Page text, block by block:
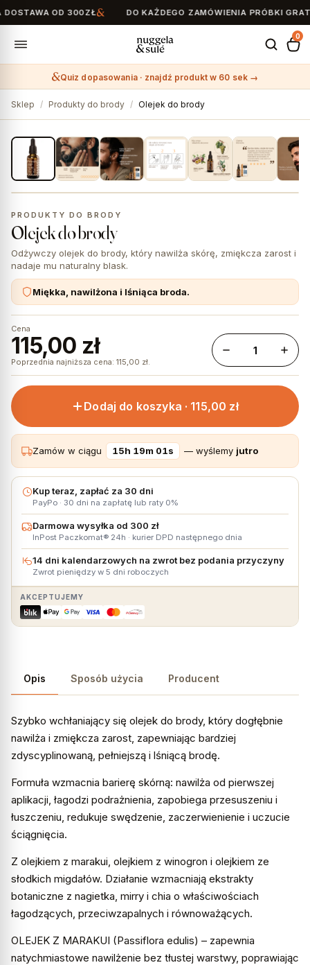
OD 300ZŁ DO KAŻDEGO ZAMÓWIENIA PRÓBKI GRATIS
0
Quiz dopasowania · znajdź produkt w 60 sek →
for:
Sklep / Produkty do brody / Olejek do brody
1 / 8
PRODUKTY DO BRODY
Olejek do brody
Odżywczy olejek do brody, który nawilża skórę, zmiękcza zarost i
nadaje mu naturalny blask.
Miękka, nawilżona i lśniąca broda.
Cena
115,00 zł
Poprzednia najniższa cena: 115,00 zł.
Dodaj do koszyka · 115,00 zł
Zamów w ciągu 15h 19m 01s — wyślemy jutro
Kup teraz, zapłać za 30 dni
PayPo · 30 dni na zapłatę lub raty 0%
Darmowa wysyłka od 300 zł
InPost Paczkomat® 24h · kurier DPD następnego dnia
14 dni kalendarzowych na zwrot bez podania przyczyny
Zwrot pieniędzy w 5 dni roboczych
AKCEPTUJEMY
Opis Sposób użycia Producent
Szybko wchłaniający się olejek do brody, który dogłębnie
nawilża i zmiękcza zarost, zapewniając bardziej
zdyscyplinowaną, pełniejszą i lśniącą brodę.
Formuła wzmacnia barierę skórną: nawilża od pierwszej
aplikacji, łagodzi podrażnienia, zapobiega przesuszeniu i
łuszczeniu, redukuje swędzenie, zaczerwienienie i uczucie
ściągnięcia.
Z olejkiem z marakui, olejkiem z winogron i olejkiem ze
słodkich migdałów. Działanie wzmacniają ekstrakty
botaniczne z nagietka, mirry i chia o właściwościach
łagodzących, przeciwzapalnych i równoważących.
OLEJEK Z MARAKUI (Passiflora edulis) – zapewnia
natychmiastowe nawilżenie bez tłustej warstwy, poprawiając